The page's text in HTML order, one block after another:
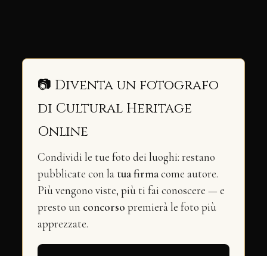
📷 Diventa un fotografo
di Cultural Heritage
Online
Condividi le tue foto dei luoghi: restano
pubblicate con la tua firmacome autore.
Più vengono viste, più ti fai conoscere — e
presto un concorso premierà le foto più
apprezzate.